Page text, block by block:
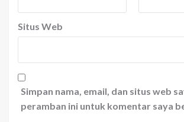
Situs Web
Simpan nama, email, dan situs web
peramban ini untuk komentar saya